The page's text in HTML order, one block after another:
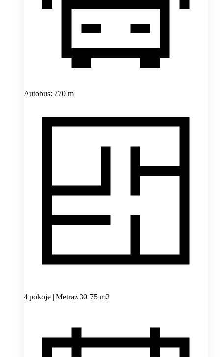
Autobus: 770 m
4 pokoje | Metraż 30-75 m2